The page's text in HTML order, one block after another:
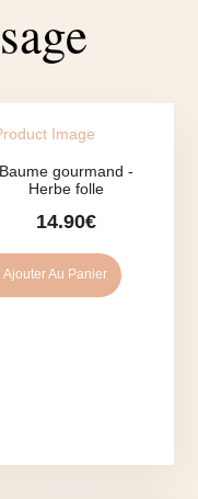
Baume gourmand -
Herbe folle
14.90€
Ajouter Au Panier